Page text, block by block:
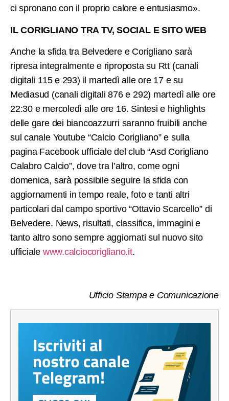
ci spronano con il proprio calore e entusiasmo».
IL CORIGLIANO TRA TV, SOCIAL E SITO WEB
Anche la sfida tra Belvedere e Corigliano sarà
ripresa integralmente e riproposta su Rtt (canali
digitali 115 e 293) il martedì alle ore 17 e su
Mediasud (canali digitali 876 e 292) martedì alle ore
22:30 e mercoledì alle ore 16. Sintesi e highlights
delle gare dei biancoazzurri saranno fruibili anche
sul canale Youtube “Calcio Corigliano” e sulla
pagina Facebook ufficiale del club “Asd Corigliano
Calabro Calcio”, dove tra l’altro, come ogni
domenica, sarà possibile seguire la sfida con
aggiornamenti in tempo reale, foto e tanti altri
particolari dal campo sportivo “Ottavio Scarcello” di
Belvedere. News, risultati, classifica, immagini e
tanto altro sono sempre aggiornati sul nuovo sito
ufficiale www.calciocorigliano.it.
Ufficio Stampa e Comunicazione